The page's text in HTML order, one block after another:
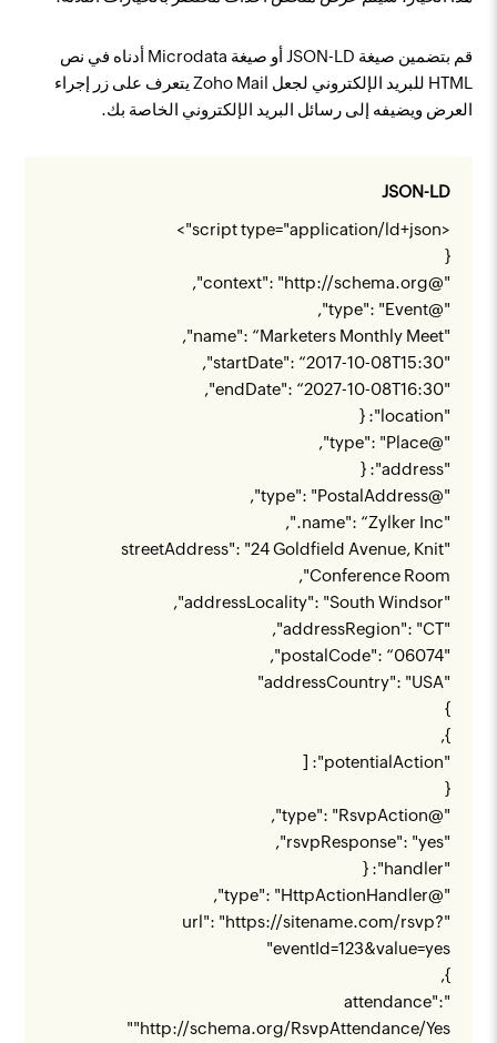
قم بتضمين صيغة JSON-LD أو صيغة Microdata أدناه في نص
HTML للبريد الإلكتروني لجعل Zoho Mail يتعرف على زر إجراء
العرض ويضيفه إلى رسائل البريد الإلكتروني الخاصة بك.
JSON-LD
<script type="application/ld+json">
{
"@context": "
http://schema.org
",
"@type": "Event",
"name": “Marketers Monthly Meet",
"startDate": “2017-10-08T15:30",
"endDate": “2027-10-08T16:30",
"location": {
"@type": "Place",
"address": {
"@type": "PostalAddress",
"name": “Zylker Inc.",
"streetAddress": "24 Goldfield Avenue, Knit
Conference Room",
"addressLocality": "South Windsor",
"addressRegion": "CT",
"postalCode": “06074",
"addressCountry": "USA"
}
},
"potentialAction": [
{
"@type": "RsvpAction",
"rsvpResponse": "yes",
"handler": {
"@type": "HttpActionHandler",
"url": "
https://sitename.com/rsvp?
eventId=123&value=yes
"
},
"attendance":
"http://schema.org/RsvpAttendance/Yes
"